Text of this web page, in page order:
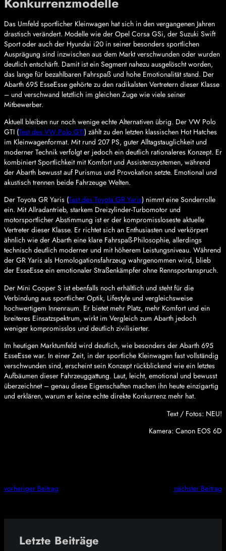
Das Umfeld sportlicher Kleinwagen hat sich in den vergangenen Jahren
drastisch verändert. Modelle wie der Opel Corsa GSi, der Suzuki Swift
Sport oder auch der Hyundai i20 in seiner besonders sportlichen
Ausprägung sind inzwischen aus dem Markt verschwunden oder wurden
deutlich entschärft. Damit ist ein Segment nahezu ausgelöscht worden,
das lange für bezahlbaren Fahrspaß und hohe Emotionalität stand. Der
Abarth 695 EsseEsse gehörte zu den radikalsten Vertretern dieser Klasse
– und verschwand letztlich im gleichen Zuge wie viele seiner
Mitbewerber.
Aktuell bleiben nur noch wenige echte Alternativen übrig. Der VW Polo
GTI (Test des VW Polo GTI) zählt zu den letzten klassischen Hot Hatches
im Kleinwagenformat. Mit rund 207 PS, guter Alltagstauglichkeit und
moderner Technik verfolgt er jedoch ein deutlich rationaleres Konzept. Er
kombiniert Sportlichkeit mit Komfort und Assistenzsystemen, während
der Abarth bewusst auf Purismus und Provokation setzte. Emotional und
akustisch trennen beide Fahrzeuge Welten.
Der Toyota GR Yaris (Test des Toyota GR Yaris) nimmt eine Sonderrolle
ein. Mit Allradantrieb, starkem Dreizylinder-Turbomotor und
motorsportlicher Abstimmung ist er der kompromissloseste aktuelle
Vertreter dieser Klasse. Er richtet sich an Enthusiasten und verkörpert
ähnlich wie der Abarth eine klare Fahrspaß-Philosophie, allerdings
technisch deutlich moderner und mit höherem Leistungsniveau. Während
der GR Yaris als Homologationsfahrzeug wahrgenommen wird, blieb
der EsseEsse ein emotionaler Straßenkämpfer ohne Rennsportanspruch.
Der Mini Cooper S ist ebenfalls noch erhältlich und steht für die
Verbindung aus sportlicher Optik, Lifestyle und vergleichsweise
hochwertigem Innenraum. Er bietet mehr Platz, mehr Komfort und ein
breiteres Einsatzspektrum, wirkt im Vergleich zum Abarth jedoch
weniger kompromisslos und deutlich zivilisierter.
Im heutigen Marktumfeld wird deutlich, wie besonders der Abarth 695
EsseEsse war. In einer Zeit, in der sportliche Kleinwagen fast vollständig
verschwunden sind, erscheint sein Konzept rückblickend wie ein letztes
Aufbäumen dieser Fahrzeuggattung. Laut, leicht, emotional und bewusst
überzeichnet – genau diese Eigenschaften machen ihn heute einzigartig
und erklären, warum er keine echte direkte Konkurrenz mehr hat.
Text / Fotos: NEU!
Kamera: Canon EOS 6D
vorheriger Beitrag nächster Beitrag
Letzte Beiträge